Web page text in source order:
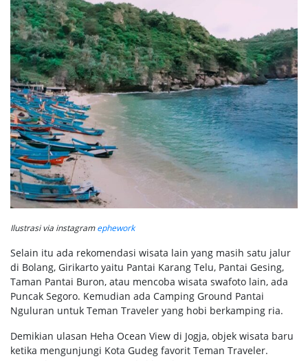
Ilustrasi via instagramephework
Selain itu ada rekomendasi wisata lain yang masih satu jalur
di Bolang, Girikarto yaitu Pantai Karang Telu, Pantai Gesing,
Taman Pantai Buron, atau mencoba wisata swafoto lain, ada
Puncak Segoro. Kemudian ada Camping Ground Pantai
Nguluran untuk Teman Traveler yang hobi berkamping ria.
Demikian ulasan Heha Ocean View di Jogja, objek wisata baru
ketika mengunjungi Kota Gudeg favorit Teman Traveler.